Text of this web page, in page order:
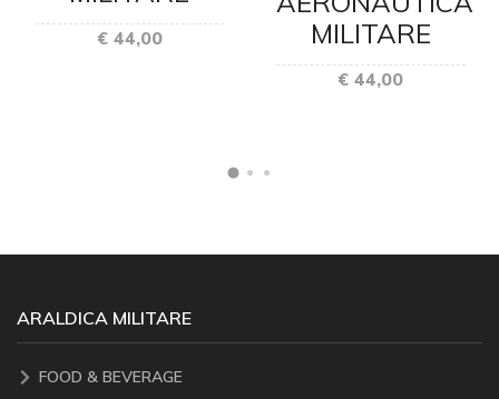
€ 44,00
MILITARE
€ 44,00
ARALDICA MILITARE
FOOD & BEVERAGE